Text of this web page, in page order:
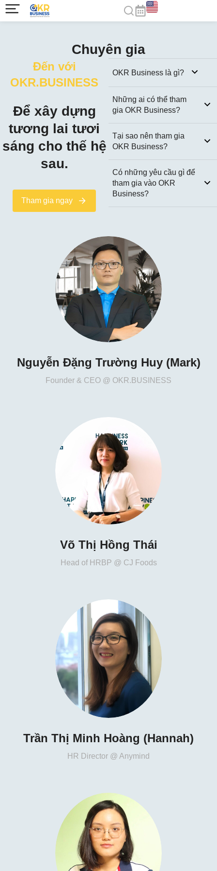
Chuyên gia
Đến với
OKR.BUSINESS
Để xây dựng
tương lai tươi
sáng cho thế hệ
sau.
Tham gia ngay
OKR Business là gì?
Những ai có thể tham
gia OKR Business?
Tại sao nên tham gia
OKR Business?
Có những yêu cầu gì để
tham gia vào OKR
Business?
Nguyễn Đặng Trường Huy (Mark)
Founder & CEO @ OKR.BUSINESS
Võ Thị Hồng Thái
Head of HRBP @ CJ Foods
Trần Thị Minh Hoàng (Hannah)
HR Director @ Anymind